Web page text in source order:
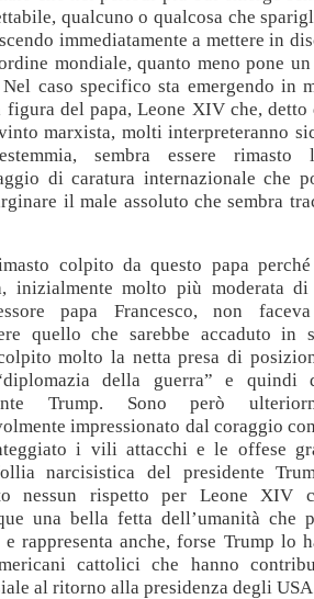
qualcuno o qualcosa che
immediatamente a mettere in
mondiale, quanto meno pone
caso specifico sta emergendo in
figura del papa, Leone XIV che, detto
marxista, molti interpreteranno
sembra essere rimasto
di caratura internazionale che
il male assoluto che sembra
colpito da questo papa
inizialmente molto più moderata
papa Francesco, non faceva
quello che sarebbe accaduto in
molto la netta presa di
della guerra” e quindi
Trump. Sono però
impressionato dal coraggio
i vili attacchi e le offese
narcisistica del presidente
nessun rispetto per Leone XIV
una bella fetta dell’umanità che
e rappresenta anche, forse Trump lo
cattolici che hanno
al ritorno alla presidenza degli